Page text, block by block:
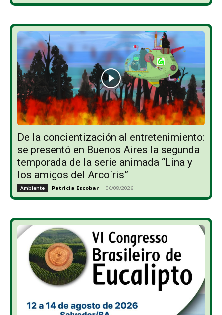
De la concientización al entretenimiento:
se presentó en Buenos Aires la segunda
temporada de la serie animada “Lina y
los amigos del Arcoíris”
Ambiente Patricia Escobar - 06/08/2026